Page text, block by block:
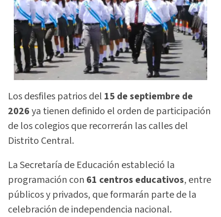
Los desfiles patrios del 15 de septiembre de
2026ya tienen definido el orden de participación
de los colegios que recorrerán las calles del
Distrito Central.
La Secretaría de Educación estableció la
programación con 61 centros educativos, entre
públicos y privados, que formarán parte de la
celebración de independencia nacional.